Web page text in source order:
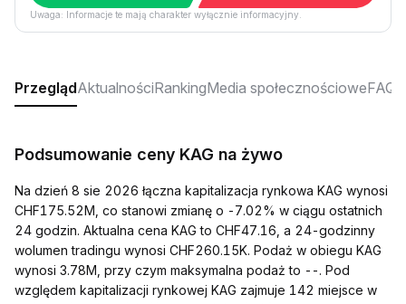
Uwaga: Informacje te mają charakter wyłącznie informacyjny.
PrzeglądAktualnościRankingMedia społecznościoweFAQ
Podsumowanie ceny KAG na żywo
Na dzień 8 sie 2026 łączna kapitalizacja rynkowa KAG wynosi
CHF175.52M, co stanowi zmianę o -7.02% w ciągu ostatnich
24 godzin. Aktualna cena KAG to CHF47.16, a 24-godzinny
wolumen tradingu wynosi CHF260.15K. Podaż w obiegu KAG
wynosi 3.78M, przy czym maksymalna podaż to --. Pod
względem kapitalizacji rynkowej KAG zajmuje 142 miejsce w